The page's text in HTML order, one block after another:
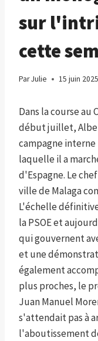
sur
cette
ParJulie 15 juin 2025
Dans la course au
début juillet,
campagne interne
laquelle il a
d'Espagne. Le
ville de Malaga
L'échelle
la PSOE et
qui gouvernent
et une
également
plus proches, le
Juan Manuel
s'attendait pas à
l'aboutissement